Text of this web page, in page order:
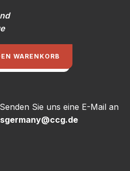
WARENKORB
Sie uns eine E-Mail an